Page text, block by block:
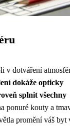
v dotváření
dokáže opticky
splnit všechny
ponuré kouty a
promění váš byt